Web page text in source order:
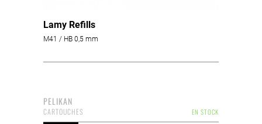
Lamy Refills
M41 / HB 0,5 mm
PELIKAN
EN STOCK
CARTOUCHES